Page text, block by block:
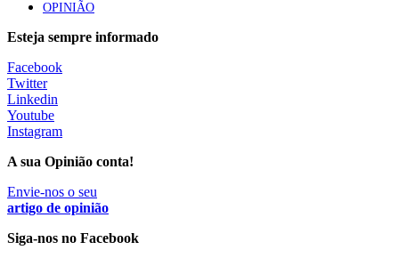
MAIS NOTÍCIAS
Sindicato diz que nova carreira de médicos dentistas reforça
estabilidade no SNS
6 Ago, 2026
Mais de 400 utentes beneficiaram de comparticipação reforçada
para tratamentos de infertilidade na Madeira
OPINIÃO
Esteja sempre informado
Facebook
Twitter
Linkedin
Youtube
Instagram
A sua Opinião conta!
Envie-nos o seu
artigo de opinião
Siga-nos no Facebook